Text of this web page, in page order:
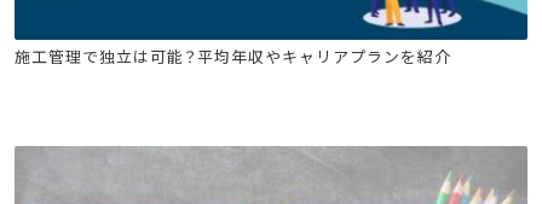
建設キャリア転職 建築施工管理技士
土木施工管理技士
施工管理で独立は可能？平均年収やキャリアプランを紹介